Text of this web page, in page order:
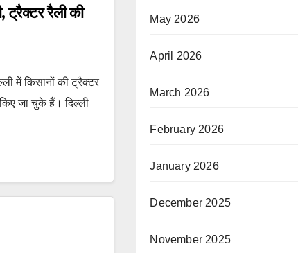
ट्रैक्टर रैली की
में किसानों की ट्रैक्टर
जा चुके हैं। दिल्ली
May 2026
April 2026
March 2026
February 2026
January 2026
December 2025
November 2025